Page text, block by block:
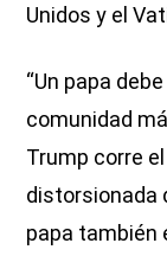
Unidos y el
“Un papa
comunidad
Trump corre
distorsionada
papa también